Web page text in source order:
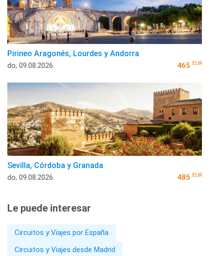
Pirineo Aragonés, Lourdes y Andorra
do, 09.08.2026 465 EUR
Sevilla, Córdoba y Granada
do, 09.08.2026 485 EUR
Le puede interesar
Circuitos y Viajes por España
Circuitos y Viajes desde Madrid